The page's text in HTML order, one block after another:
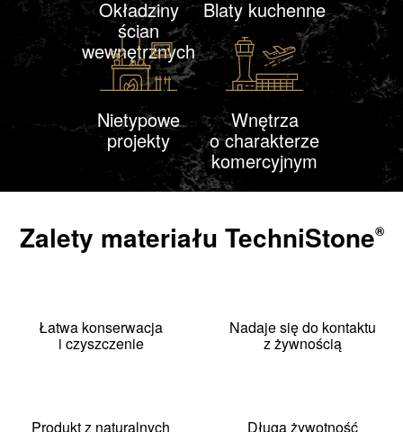
Okładziny
ścian
wewnętrznych
Blaty kuchenne
Nietypowe
projekty
Wnętrza
o charakterze
komercyjnym
Zalety materiału TechniStone®
Łatwa konserwacja
i czyszczenie
Nadaje się do kontaktu
z żywnością
Produkt z naturalnych Długa żywotność